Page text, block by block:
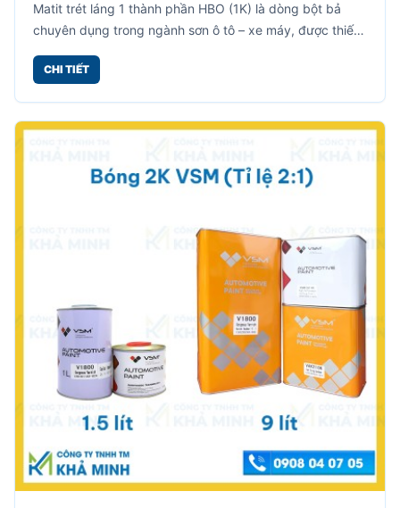
Matit trét láng 1 thành phần HBO (1K) là dòng bột bả
chuyên dụng trong ngành sơn ô tô – xe máy, được thiết
kế để làm mịn bề mặt, che khuyết điểm nhỏ trước khi
sơn phủ hoàn thiện.
CHI TIẾT